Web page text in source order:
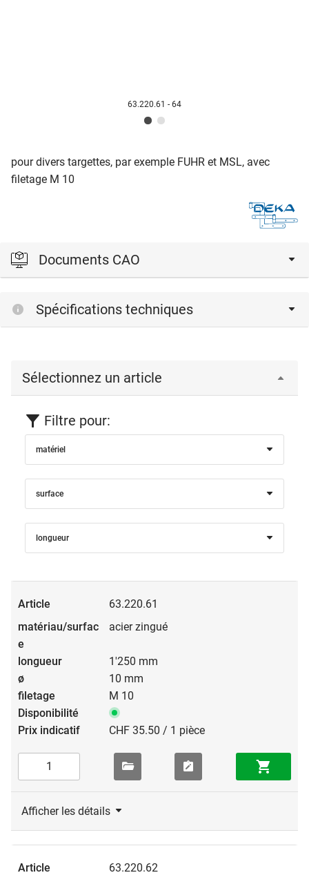
63.220.61 - 64
pour divers targettes, par exemple FUHR et MSL, avec
filetage M 10
Documents CAO
fichiers CAD.
Spécifications techniques
Sélectionnez un article
Filtre pour:
matériel
surface
longueur
63.220.61
acier zingué
1'250 mm
10 mm
M 10
CHF 35.50 / 1 pièce
Afficher les détails
63.220.62